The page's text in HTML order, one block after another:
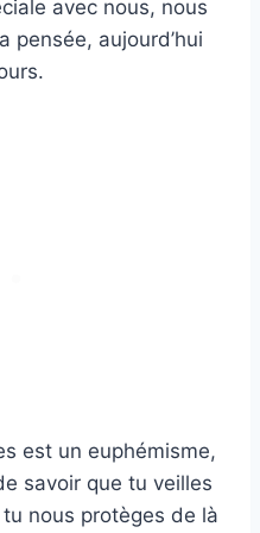
avec nous, nous
pensée, aujourd’hui
est un euphémisme,
savoir que tu veilles
nous protèges de là